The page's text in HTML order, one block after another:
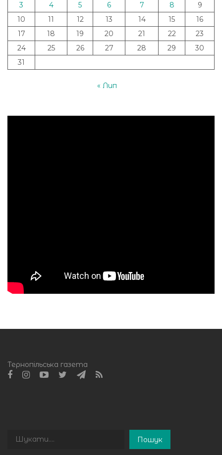
3
4 5 6 7 8
9
10
11 12 13 14 15
16
17
18 19 20 21 22
23
24
25 26 27 28 29
30
31
« Лип
Тернопільська газета
Пошук
Пошук